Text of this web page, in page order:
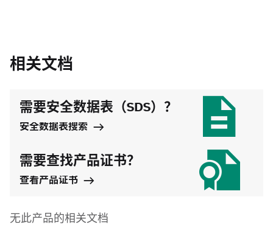
相关文档
需要安全数据表（SDS）？
安全数据表搜索
需要查找产品证书？
查看产品证书
无此产品的相关文档